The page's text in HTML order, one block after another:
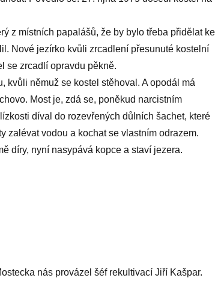
z místních papalášů, že by bylo třeba přidělat ke
Nové jezírko kvůli zrcadlení přesunuté kostelní
se zrcadlí opravdu pěkně.
kvůli němuž se kostel stěhoval. A opodál má
Most je, zdá se, poněkud narcistním
díval do rozevřených důlních šachet, které
zalévat vodou a kochat se vlastním odrazem.
díry, nyní nasypává kopce a staví jezera.
nás provázel šéf rekultivací Jiří Kašpar.